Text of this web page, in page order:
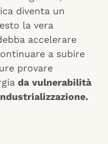
diventa un
la vera
accelerare
a subire
provare
da vulnerabilità